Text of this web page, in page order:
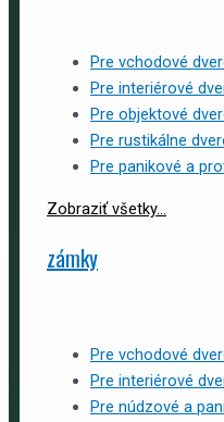
Pre vchodové
Pre interiérové
Pre objektové
Pre rustikálne
Pre panikové a
Zobraziť všetky...
zámky
Pre vchodové
Pre interiérové
Pre núdzové a